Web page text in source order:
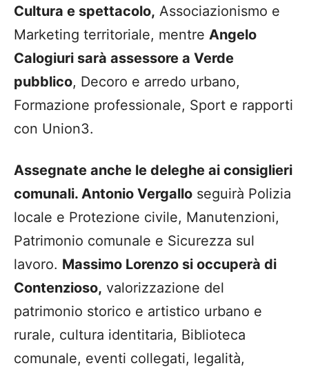
Cultura e spettacolo, Associazionismo e
Marketing territoriale, mentre Angelo
Calogiuri sarà assessore a Verde
pubblico, Decoro e arredo urbano,
Formazione professionale, Sport e rapporti
con Union3.
Assegnate anche le deleghe ai consiglieri
comunali. Antonio Vergallo seguirà Polizia
locale e Protezione civile, Manutenzioni,
Patrimonio comunale e Sicurezza sul
lavoro. Massimo Lorenzo si occuperà di
Contenzioso, valorizzazione del
patrimonio storico e artistico urbano e
rurale, cultura identitaria, Biblioteca
comunale, eventi collegati, legalità,